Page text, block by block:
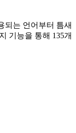
되는 언어부터 틈새
기능을 통해 135개